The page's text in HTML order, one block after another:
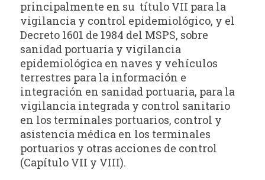
principalmente en su título VII para la
vigilancia y control epidemiológico, y el
Decreto 1601 de 1984 del MSPS, sobre
sanidad portuaria y vigilancia
epidemiológica en naves y vehículos
terrestres para la información e
integración en sanidad portuaria, para la
vigilancia integrada y control sanitario
en los terminales portuarios, control y
asistencia médica en los terminales
portuarios y otras acciones de control
(Capítulo VII y VIII).